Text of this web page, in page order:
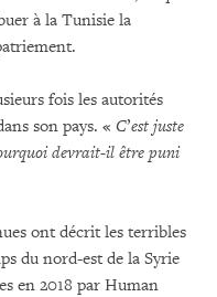
à la Tunisie la
fois les autorités
son pays. « C’est juste
devrait-il être puni
ont décrit les terribles
du nord-est de la Syrie
en 2018 par Human